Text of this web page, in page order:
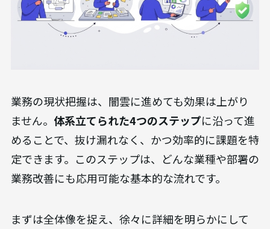
業務の現状把握は、闇雲に進めても効果は上がり
ません。 体系立てられた4つのステップに沿って進
めることで、抜け漏れなく、かつ効率的に課題を特
定できます。このステップは、どんな業種や部署の
業務改善にも応用可能な基本的な流れです。
まずは全体像を捉え、徐々に詳細を明らかにして